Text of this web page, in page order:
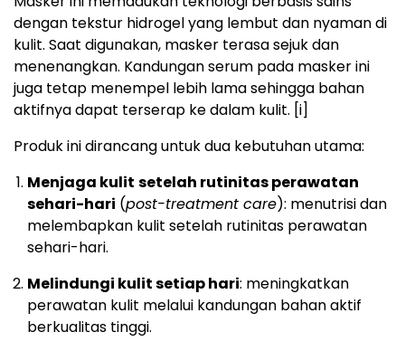
dengan tekstur hidrogel yang lembut dan nyaman di
kulit. Saat digunakan, masker terasa sejuk dan
menenangkan. Kandungan serum pada masker ini
juga tetap menempel lebih lama sehingga bahan
aktifnya dapat terserap ke dalam kulit. [i]
Produk ini dirancang untuk dua kebutuhan utama:
Menjaga kulit setelah rutinitas perawatan
sehari-hari (post-treatment care): menutrisi dan
melembapkan kulit setelah rutinitas perawatan
sehari-hari.
Melindungi kulit setiap hari: meningkatkan
perawatan kulit melalui kandungan bahan aktif
berkualitas tinggi.